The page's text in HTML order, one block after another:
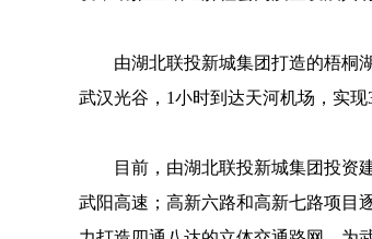
由湖北联投新城集团打造的梧桐
武汉光谷，1小时到达天河机场，实
目前，由湖北联投新城集团投资
武阳高速；高新六路和高新七路项目